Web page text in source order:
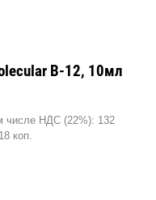
B-12, 10мл
числе НДС (22%): 132
коп.